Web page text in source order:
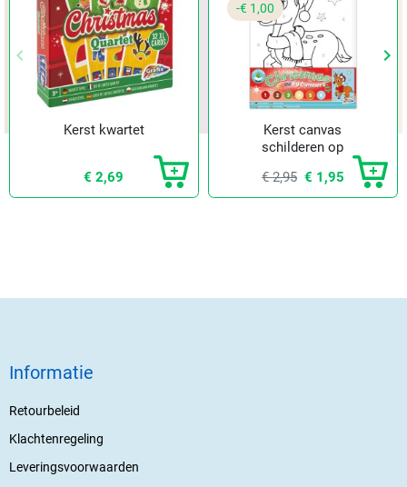
Vorige
keyboard_arrow_left keyboard_arrow_right
Kerst kwartet
€ 2,69
-€ 1,00
Kerst canvas
schilderen op
€ 2,95 € 1,95
Informatie
Retourbeleid
Klachtenregeling
Leveringsvoorwaarden